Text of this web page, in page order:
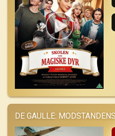
DE GAULLE: